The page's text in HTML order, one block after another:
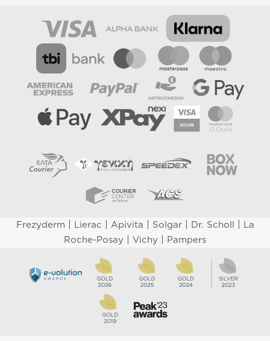
Frezyderm Lierac Apivita Solgar| Dr. Scholl
La
Roche-Posay
Vichy Pampers